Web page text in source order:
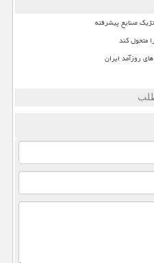
صنایع پیشرفته
متحول کند
روزآمد ایران